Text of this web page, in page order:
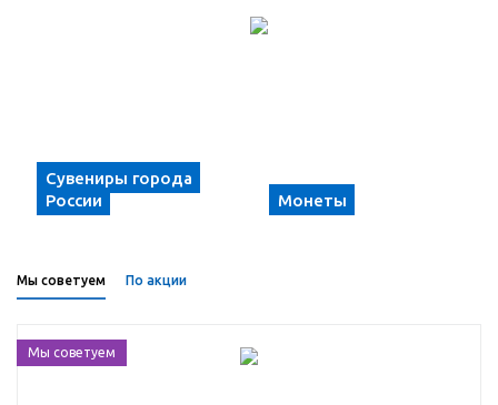
Сувениры города
России
Монеты
Мы советуем По акции
Мы советуем